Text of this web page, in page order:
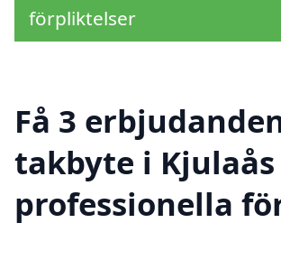
förpliktelser
Få 3
takbyte i
professionella